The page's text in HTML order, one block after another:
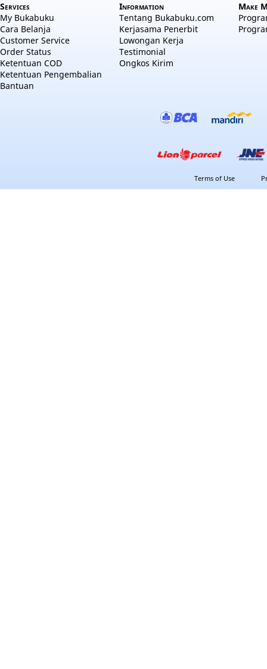
Services
My Bukabuku
Cara Belanja
Customer Service
Order Status
Ketentuan COD
Ketentuan Pengembalian
Bantuan
Information
Tentang Bukabuku.com
Kerjasama Penerbit
Lowongan Kerja
Testimonial
Ongkos Kirim
Make
Terms of Use